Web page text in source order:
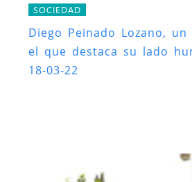
SOCIEDAD
Diego Peinado Lozano,
el que destaca su lado
18-03-22